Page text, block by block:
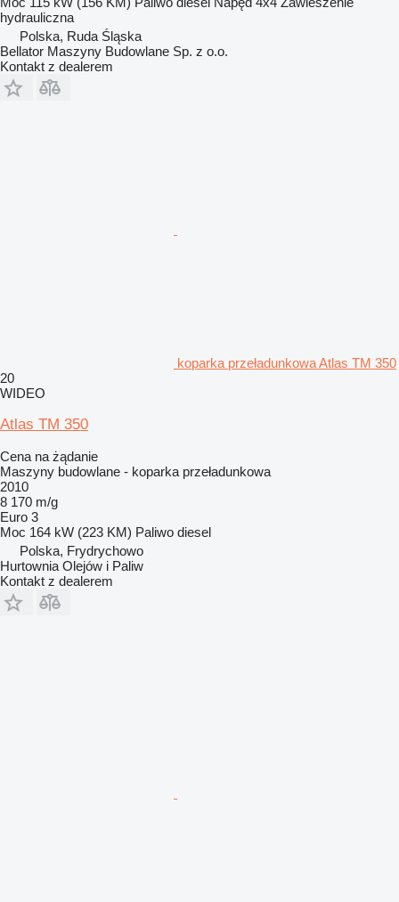
hydrauliczna
Polska, Ruda Śląska
Bellator Maszyny Budowlane Sp. z o.o.
Kontakt z dealerem
koparka przeładunkowa Atlas TM 350
20
WIDEO
Atlas TM 350
Cena na żądanie
Maszyny budowlane - koparka przeładunkowa
2010
8 170 m/g
Euro 3
Moc 164 kW (223 KM) Paliwo diesel
Polska, Frydrychowo
Hurtownia Olejów i Paliw
Kontakt z dealerem